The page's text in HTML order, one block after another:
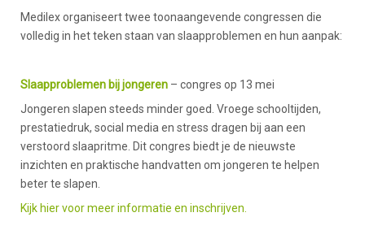
Medilex organiseert twee toonaangevende congressen die
volledig in het teken staan van slaapproblemen en hun aanpak:
Slaapproblemen bij jongeren – congres op 13 mei
Jongeren slapen steeds minder goed. Vroege schooltijden,
prestatiedruk, social media en stress dragen bij aan een
verstoord slaapritme. Dit congres biedt je de nieuwste
inzichten en praktische handvatten om jongeren te helpen
beter te slapen.
Kijk hier voor meer informatie en inschrijven.